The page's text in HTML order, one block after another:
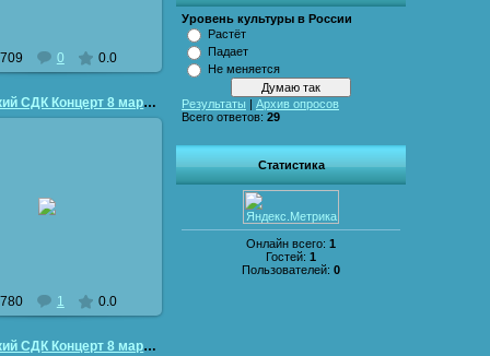
Уровень культуры в России
Растёт
Падает
Не меняется
Результаты | Архив опросов
Всего ответов: 29
Статистика
Онлайн всего: 1
Гостей: 1
Пользователей: 0
709 0 0.0
Приморский СДК Концерт 8 марта
780 1 0.0
Приморский СДК Концерт 8 марта